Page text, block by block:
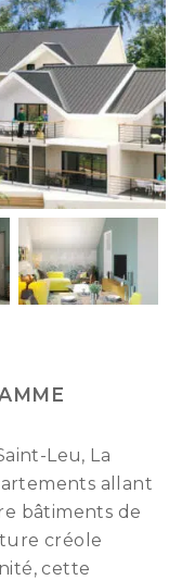
Leu, La
allant
bâtiments de
créole
cette